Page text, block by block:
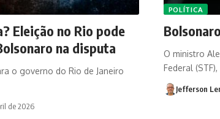
Eleição no Rio pode
na disputa
o governo do Rio de Janeiro
de 2026
POLÍTICA
O ministro
Federal
Jefferson